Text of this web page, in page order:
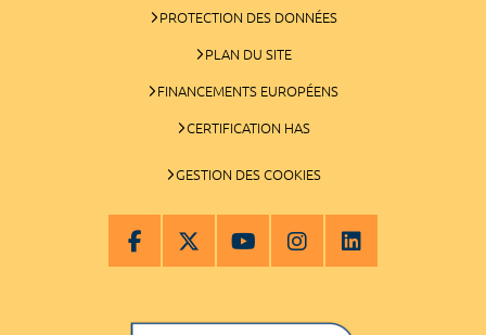
PROTECTION DES DONNÉES
PLAN DU SITE
FINANCEMENTS EUROPÉENS
CERTIFICATION HAS
GESTION DES COOKIES